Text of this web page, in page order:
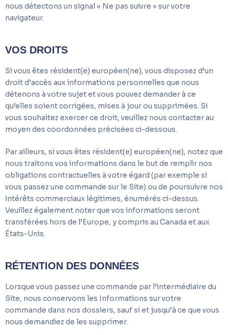
nous détectons un signal « Ne pas suivre » sur votre
navigateur.
VOS DROITS
Si vous êtes résident(e) européen(ne), vous disposez d’un
droit d’accès aux informations personnelles que nous
détenons à votre sujet et vous pouvez demander à ce
qu’elles soient corrigées, mises à jour ou supprimées. Si
vous souhaitez exercer ce droit, veuillez nous contacter au
moyen des coordonnées précisées ci-dessous.
Par ailleurs, si vous êtes résident(e) européen(ne), notez que
nous traitons vos informations dans le but de remplir nos
obligations contractuelles à votre égard (par exemple si
vous passez une commande sur le Site) ou de poursuivre nos
intérêts commerciaux légitimes, énumérés ci-dessus.
Veuillez également noter que vos informations seront
transférées hors de l’Europe, y compris au Canada et aux
États-Unis.
RÉTENTION DES DONNÉES
Lorsque vous passez une commande par l’intermédiaire du
Site, nous conservons les Informations sur votre
commande dans nos dossiers, sauf si et jusqu’à ce que vous
nous demandiez de les supprimer.